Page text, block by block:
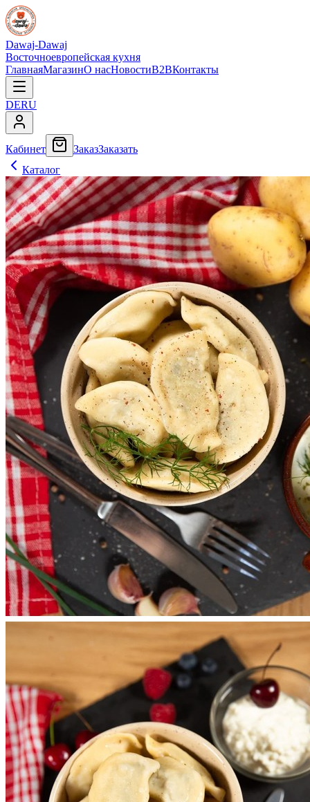
Dawaj-Dawaj
Восточноевропейская кухня
ГлавнаяМагазинО насНовостиB2BКонтакты
DERU
Кабинет ЗаказЗаказать
Каталог